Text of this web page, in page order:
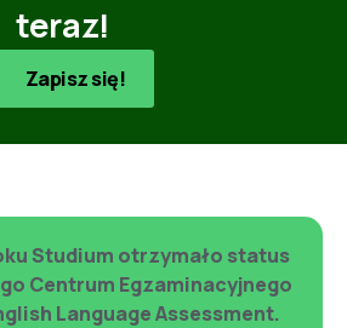
teraz!
Zapisz się!
Studium otrzymało status
Centrum Egzaminacyjnego
Language Assessment.